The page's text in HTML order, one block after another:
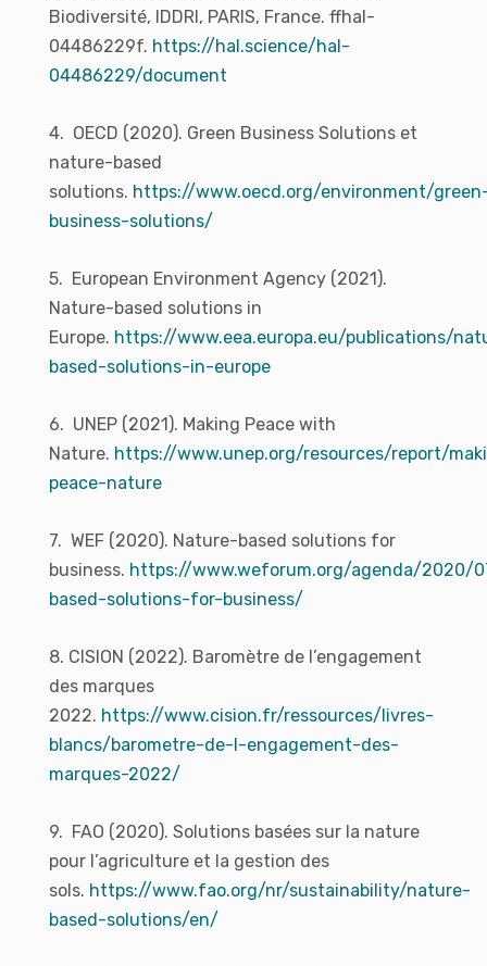
Biodiversité, IDDRI, PARIS, France. ffhal-
04486229f. https://hal.science/hal-
04486229/document
4. OECD (2020). Green Business Solutions et
nature-based
solutions. https://www.oecd.org/environment/
business-solutions/
5. European Environment Agency (2021).
Nature-based solutions in
Europe. https://www.eea.europa.eu/publications/
based-solutions-in-europe
6. UNEP (2021). Making Peace with
Nature. https://www.unep.org/resources/report/
peace-nature
7. WEF (2020). Nature-based solutions for
business. https://www.weforum.org/agenda/2020/
based-solutions-for-business/
8. CISION (2022). Baromètre de l’engagement
des marques
2022. https://www.cision.fr/ressources/livres-
blancs/barometre-de-l-engagement-des-
marques-2022/
9. FAO (2020). Solutions basées sur la nature
pour l’agriculture et la gestion des
sols. https://www.fao.org/nr/sustainability/nature-
based-solutions/en/